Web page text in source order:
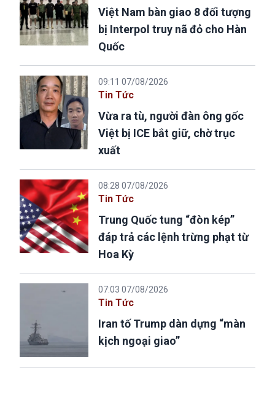
Việt Nam bàn giao 8 đối tượng
bị Interpol truy nã đỏ cho Hàn
Quốc
09:11 07/08/2026
Tin Tức
Vừa ra tù, người đàn ông gốc
Việt bị ICE bắt giữ, chờ trục
xuất
08:28 07/08/2026
Tin Tức
Trung Quốc tung “đòn kép”
đáp trả các lệnh trừng phạt từ
Hoa Kỳ
07:03 07/08/2026
Tin Tức
Iran tố Trump dàn dựng “màn
kịch ngoại giao”